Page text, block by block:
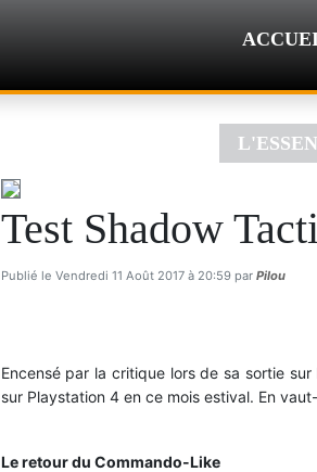
Test Shadow
Publié le Vendredi 11 Août 2017 à 20:59 par Pilou
Encensé par la critique lors de sa sortie
sur Playstation 4 en ce mois estival. En
Le retour du Commando-Like